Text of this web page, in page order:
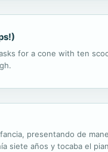
for a cone with ten
presentando de
siete años y tocaba el